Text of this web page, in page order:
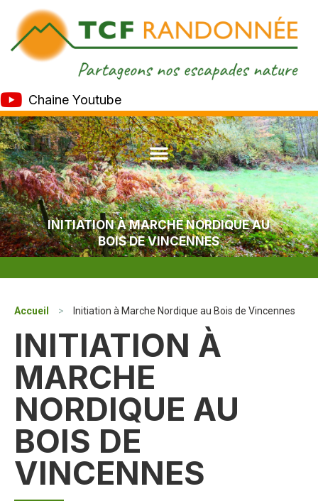
Chaine Youtube
INITIATION À MARCHE NORDIQUE AU
BOIS DE VINCENNES
Accueil > Initiation à Marche Nordique au Bois de Vincennes
INITIATION À
MARCHE
NORDIQUE AU
BOIS DE
VINCENNES